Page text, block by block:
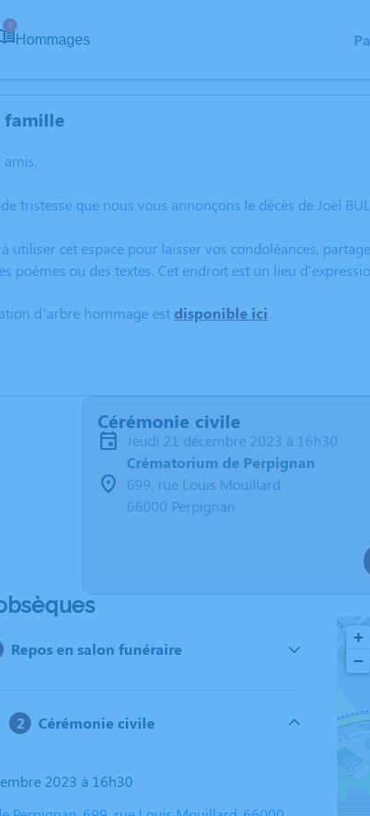
2
Hommages
famille
tristesse que nous vous annonçons le décès de Joël
utiliser cet espace pour laisser vos condoléances,
poèmes ou des textes. Cet endroit est un lieu
d’arbre hommage estdisponible ici.
Cérémonie civile
jeudi 21 décembre 2023 à 16h30
Crématorium de Perpignan
699, rue Louis Mouillard
66000 Perpignan
Repos en salon funéraire
Cérémonie civile
2023 à 16h30
+
−